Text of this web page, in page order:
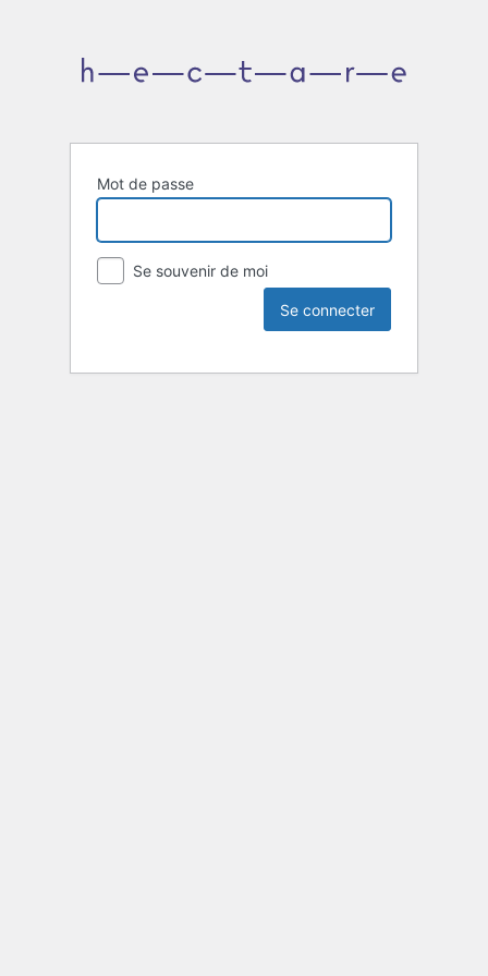
Mot de passe
Se souvenir de moi